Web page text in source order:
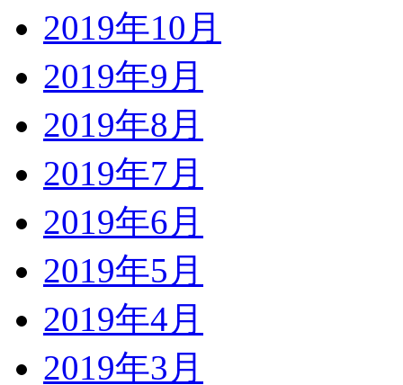
2019年10月
2019年9月
2019年8月
2019年7月
2019年6月
2019年5月
2019年4月
2019年3月